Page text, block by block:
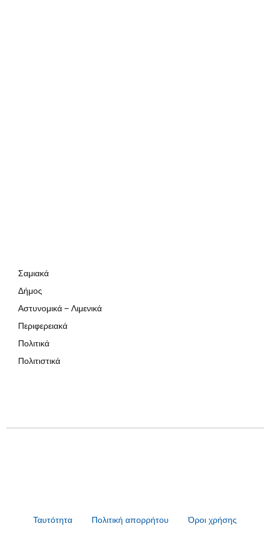
Σαμιακά
Δήμος
Αστυνομικά – Λιμενικά
Περιφερειακά
Πολιτικά
Πολιτιστικά
Ταυτότητα Πολιτική απορρήτου Όροι χρήσης